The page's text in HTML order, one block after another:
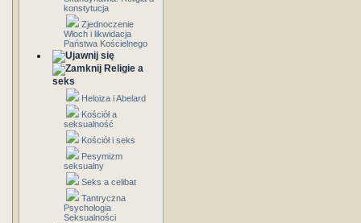
konstytucja
Zjednoczenie
Włoch i likwidacja
Państwa Kościelnego
Religie a
seks
Heloiza i Abelard
Kościół a
seksualność
Kościół i seks
Pesymizm
seksualny
Seks a celibat
Tantryczna
Psychologia
Seksualności